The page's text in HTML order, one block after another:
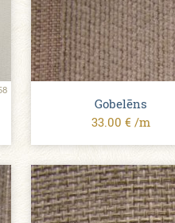
Gobelēns
33.00 € /m